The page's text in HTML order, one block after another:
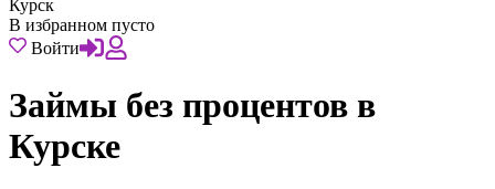
Курск
В избранном пусто
Войти
Займы без процентов в
Курске